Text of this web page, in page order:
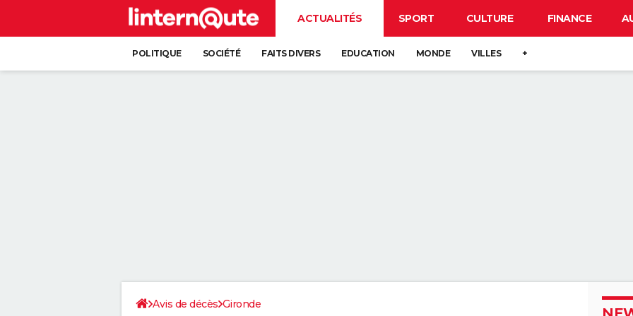
ACTUALITÉS SPORT CULTURE FINANCE
POLITIQUE SOCIÉTÉ FAITS DIVERS EDUCATION MONDE VILLES +
Avis de décès Gironde